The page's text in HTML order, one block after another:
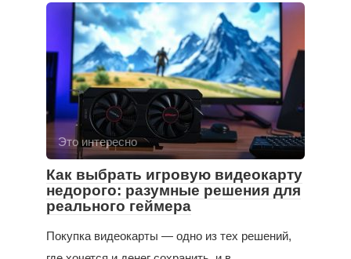
Это интересно
Как выбрать игровую видеокарту
недорого: разумные решения для
реального геймера
Покупка видеокарты — одно из тех решений,